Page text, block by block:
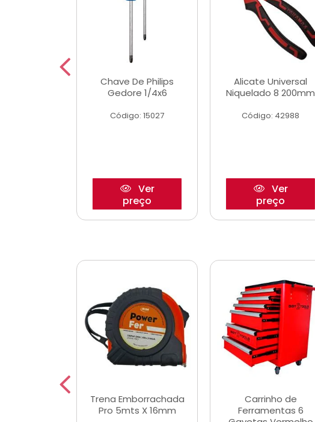
Chave De Philips
Gedore 1/4x6
Código: 15027
Ver
preço
Alicate Universal
Niquelado 8 200mm
Código: 42988
Ver
preço
Trena Emborrachada
Pro 5mts X 16mm
Carrinho de
Ferramentas 6